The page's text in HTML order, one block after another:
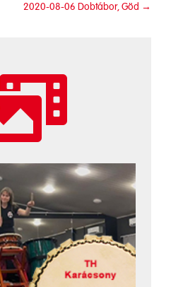
2020-08-06 Dobtábor, Göd →